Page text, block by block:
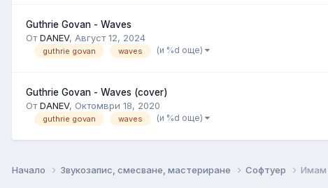
Guthrie Govan - Waves
ОтDANEV, Август 12, 2024
guthrie govan waves (и %d още)
Guthrie Govan - Waves (cover)
ОтDANEV, Октомври 18, 2020
guthrie govan waves (и %d още)
Начало Звукозапис, смесване, мастериране Софтуер Имам